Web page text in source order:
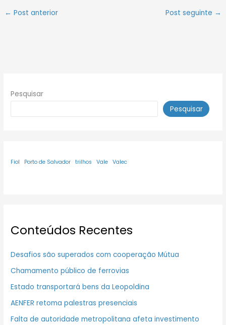
← Post anterior Post seguinte →
Pesquisar
Pesquisar
Fiol Porto de Salvador trilhos Vale Valec
Conteúdos Recentes
Desafios são superados com cooperação Mútua
Chamamento público de ferrovias
Estado transportará bens da Leopoldina
AENFER retoma palestras presenciais
Falta de autoridade metropolitana afeta investimento